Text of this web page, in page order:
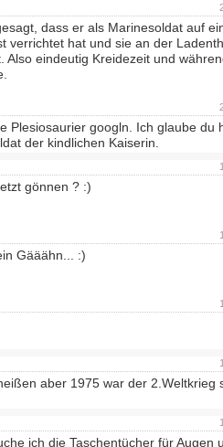
dass er als Marinesoldat auf
verrichtet hat und sie an der
Also eindeutig Kreidezeit und
Plesiosaurier googln. Ich glaube du
der kindlichen Kaiserin.
gönnen ? :)
Gääähn... :)
aber 1975 war der 2.Weltkrieg
ich die Taschentücher für Augen